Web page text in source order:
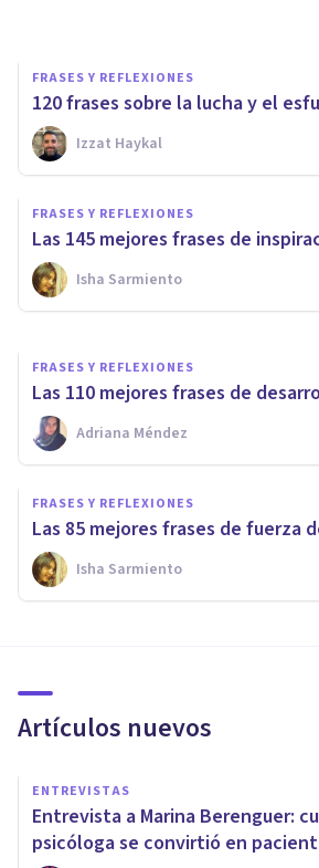
FRASES Y REFLEXIONES
120 frases sobre la lucha y el
Izzat Haykal
FRASES Y REFLEXIONES
Las 145 mejores frases de
Isha Sarmiento
FRASES Y REFLEXIONES
100 frases de
vivir de forma
Isha Sarmiento
FRASES Y REFLEXIONES
Las 110 mejores frases de
Adriana Méndez
FRASES Y REFLEXIONES
Las 85 mejores frases de fuerza
Isha Sarmiento
Artículos nuevos
ENTREVISTAS
Entrevista a Marina Berenguer:
psicóloga se convirtió en